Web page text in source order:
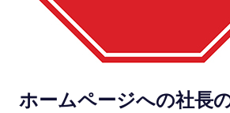
ホームページへの社長